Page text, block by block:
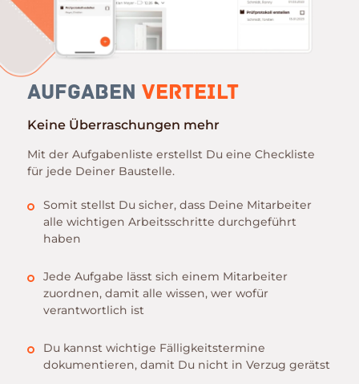
Aufgaben Verteilt
Keine Überraschungen mehr
Mit der Aufgabenliste erstellst Du eine Checkliste
für jede Deiner Baustelle.
Somit stellst Du sicher, dass Deine Mitarbeiter
alle wichtigen Arbeitsschritte durchgeführt
haben
Jede Aufgabe lässt sich einem Mitarbeiter
zuordnen, damit alle wissen, wer wofür
verantwortlich ist
Du kannst wichtige Fälligkeitstermine
dokumentieren, damit Du nicht in Verzug gerätst